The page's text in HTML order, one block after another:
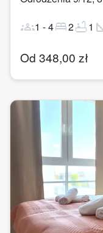
groups1 -4bed2bathtub1
Od 348,00 zł